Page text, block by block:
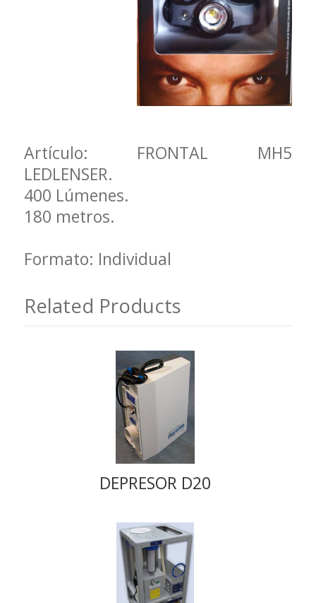
Artículo: FRONTAL MH5
LEDLENSER.
400 Lúmenes.
180 metros.
Formato: Individual
Related Products
DEPRESOR D20